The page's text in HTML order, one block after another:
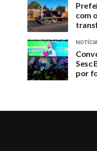
com
Sesc
por